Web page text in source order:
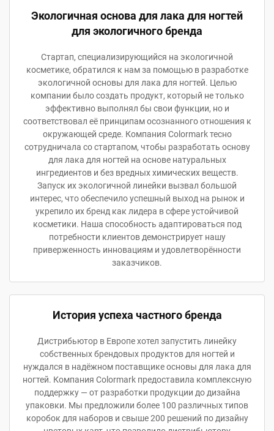
Экологичная основа для лака для ногтей
для экологичного бренда
Стартап, специализирующийся на экологичной
косметике, обратился к нам за помощью в разработке
экологичной основы для лака для ногтей. Целью
компании было создать продукт, который не только
эффективно выполнял бы свои функции, но и
соответствовал её принципам осознанного отношения к
окружающей среде. Компания Colormark тесно
сотрудничала со стартапом, чтобы разработать основу
для лака для ногтей на основе натуральных
ингредиентов и без вредных химических веществ.
Запуск их экологичной линейки вызвал большой
интерес, что обеспечило успешный выход на рынок и
укрепило их бренд как лидера в сфере устойчивой
косметики. Наша способность адаптироваться под
потребности клиентов демонстрирует нашу
приверженность инновациям и удовлетворённости
заказчиков.
История успеха частного бренда
Дистрибьютор в Европе хотел запустить линейку
собственных брендовых продуктов для ногтей и
нуждался в надёжном поставщике основы для лака для
ногтей. Компания Colormark предоставила комплексную
поддержку — от разработки продукции до дизайна
упаковки. Мы предложили более 100 различных типов
коробок для наборов и свыше 200 решений по дизайну